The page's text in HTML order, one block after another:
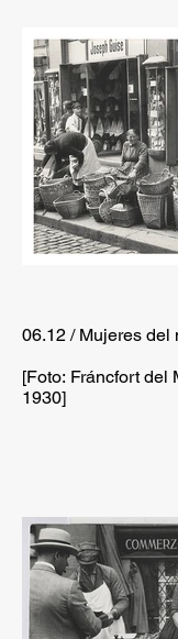
06.12 / Mujeres del
[Foto: Fráncfort del
1930]